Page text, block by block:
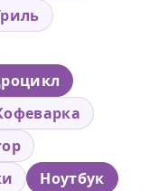
Ноутбук